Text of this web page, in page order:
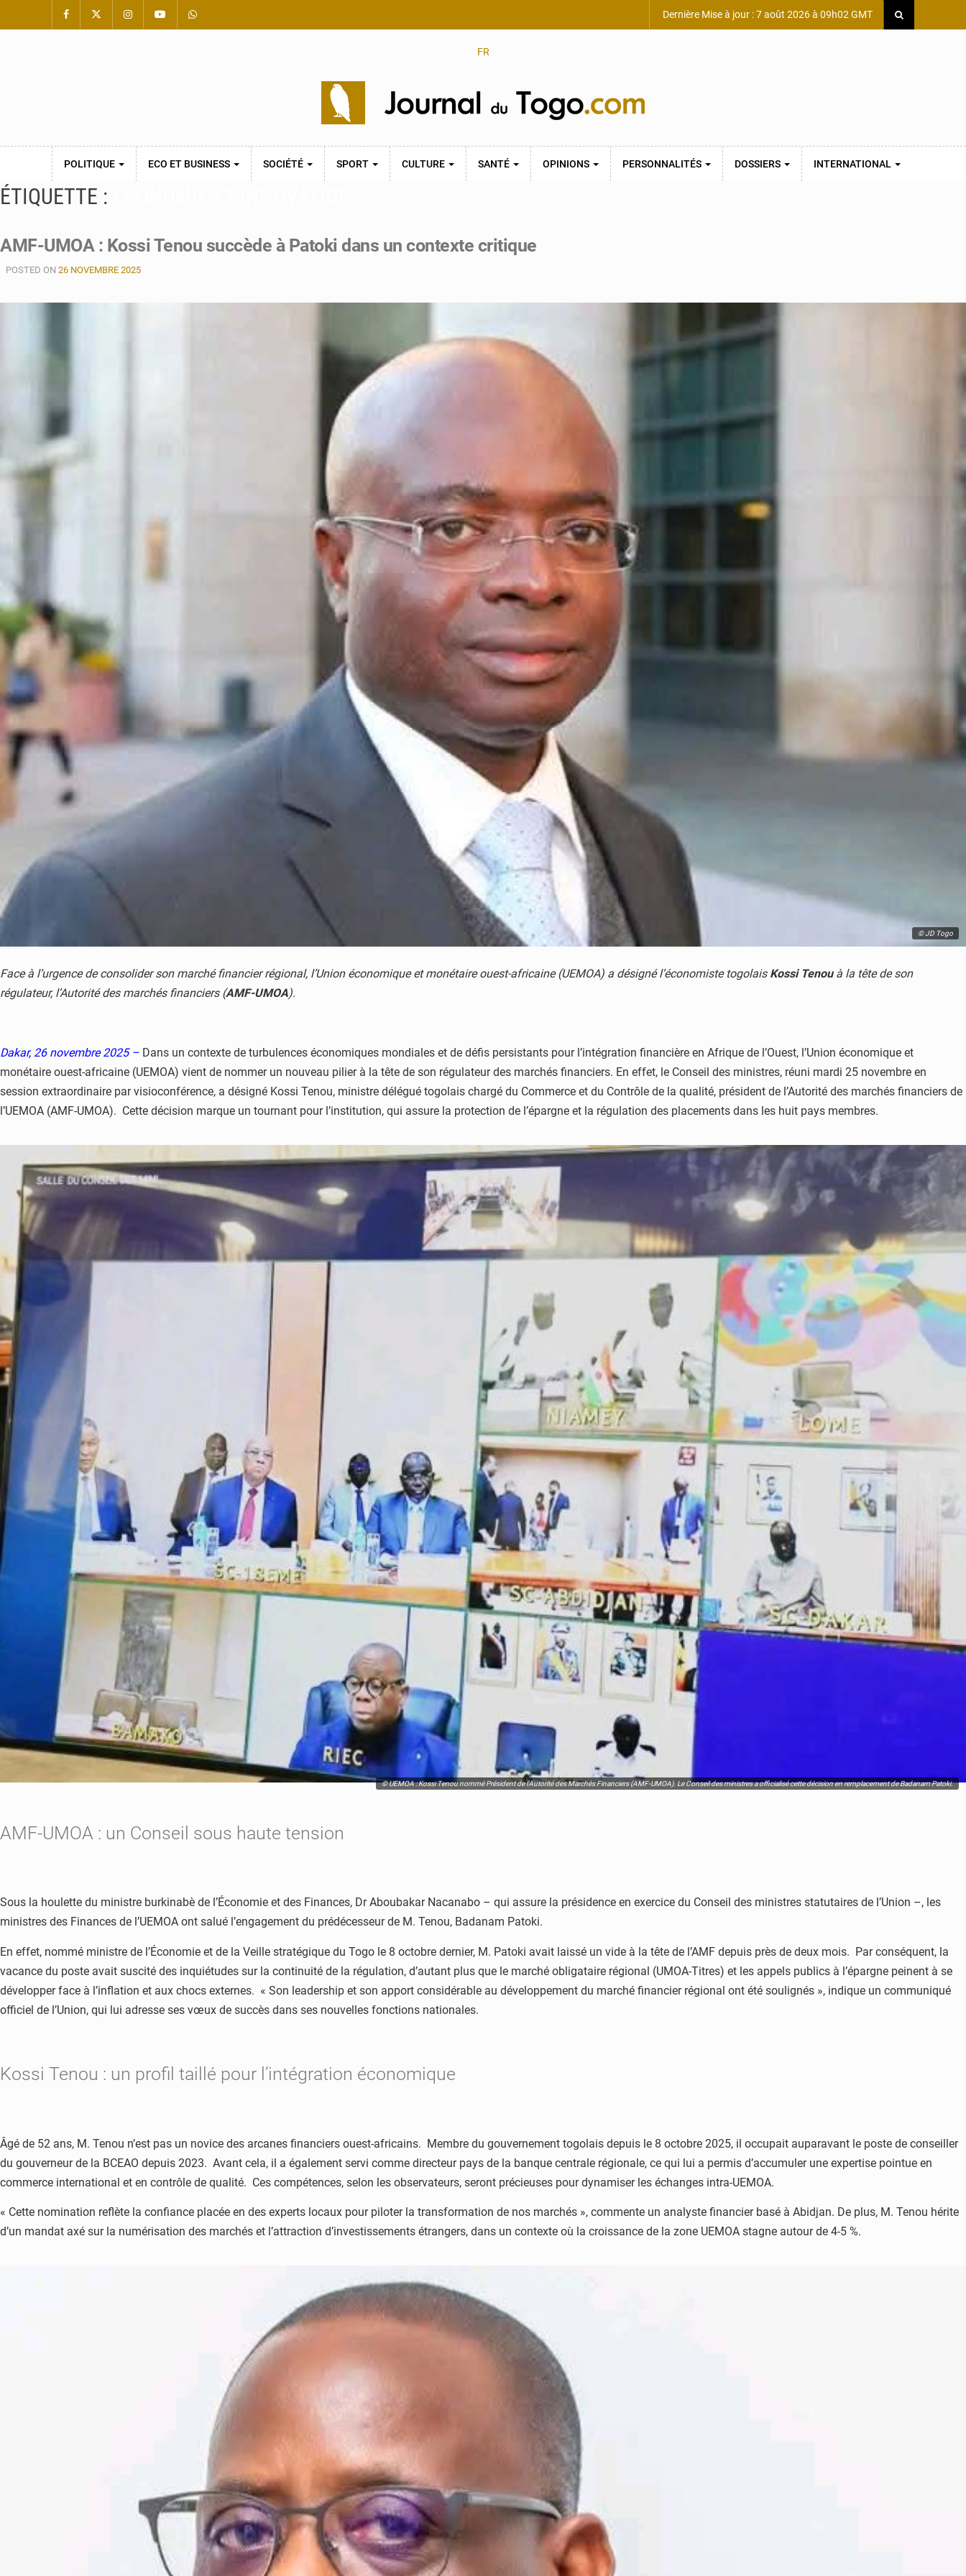
Dernière Mise à jour : 7 août 2026 à 09h02 GMT
FR
POLITIQUE ECO ET BUSINESS SOCIÉTÉ SPORT CULTURE SANTÉ OPINIONS PERSONNALITÉS DOSSIERS INTERNATIONAL
ÉTIQUETTE :
AMF-UMOA : Kossi Tenou succède à Patoki dans un contexte critique
POSTED ON 26 NOVEMBRE 2025
© JD Togo
Face à l’urgence de consolider son marché financier régional, l’Union économique et monétaire ouest-africaine (UEMOA) a désigné l’économiste togolais Kossi Tenouà la tête de son
régulateur, l’Autorité des marchés financiers (AMF-UMOA).
Dakar, 26 novembre 2025 – Dans un contexte de turbulences économiques mondiales et de défis persistants pour l’intégration financière en Afrique de l’Ouest, l’Union économique et
monétaire ouest-africaine (UEMOA) vient de nommer un nouveau pilier à la tête de son régulateur des marchés financiers. En effet, le Conseil des ministres, réuni mardi 25 novembre en
session extraordinaire par visioconférence, a désigné Kossi Tenou, ministre délégué togolais chargé du Commerce et du Contrôle de la qualité, président de l’Autorité des marchés financiers de
l’UEMOA (AMF-UMOA). Cette décision marque un tournant pour l’institution, qui assure la protection de l’épargne et la régulation des placements dans les huit pays membres.
© UEMOA : Kossi Tenou nommé Président de l'Autorité des Marchés Financiers (AMF-UMOA). Le Conseil des ministres a officialisé cette décision en remplacement de Badanam Patoki.
AMF-UMOA : un Conseil sous haute tension
Sous la houlette du ministre burkinabè de l’Économie et des Finances, Dr Aboubakar Nacanabo – qui assure la présidence en exercice du Conseil des ministres statutaires de l’Union –, les
ministres des Finances de l’UEMOA ont salué l’engagement du prédécesseur de M. Tenou, Badanam Patoki.
En effet, nommé ministre de l’Économie et de la Veille stratégique du Togo le 8 octobre dernier, M. Patoki avait laissé un vide à la tête de l’AMF depuis près de deux mois. Par conséquent, la
vacance du poste avait suscité des inquiétudes sur la continuité de la régulation, d’autant plus que le marché obligataire régional (UMOA-Titres) et les appels publics à l’épargne peinent à se
développer face à l’inflation et aux chocs externes. « Son leadership et son apport considérable au développement du marché financier régional ont été soulignés », indique un communiqué
officiel de l’Union, qui lui adresse ses vœux de succès dans ses nouvelles fonctions nationales.
Kossi Tenou : un profil taillé pour l’intégration économique
Âgé de 52 ans, M. Tenou n’est pas un novice des arcanes financiers ouest-africains. Membre du gouvernement togolais depuis le 8 octobre 2025, il occupait auparavant le poste de conseiller
du gouverneur de la BCEAO depuis 2023. Avant cela, il a également servi comme directeur pays de la banque centrale régionale, ce qui lui a permis d’accumuler une expertise pointue en
commerce international et en contrôle de qualité. Ces compétences, selon les observateurs, seront précieuses pour dynamiser les échanges intra-UEMOA.
« Cette nomination reflète la confiance placée en des experts locaux pour piloter la transformation de nos marchés », commente un analyste financier basé à Abidjan. De plus, M. Tenou hérite
d’un mandat axé sur la numérisation des marchés et l’attraction d’investissements étrangers, dans un contexte où la croissance de la zone UEMOA stagne autour de 4-5 %.